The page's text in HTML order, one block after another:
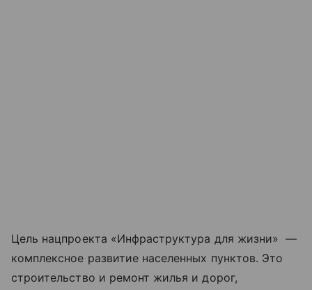
Цель нацпроекта «Инфраструктура для жизни» —
комплексное развитие населенных пунктов. Это
строительство и ремонт жилья и дорог,